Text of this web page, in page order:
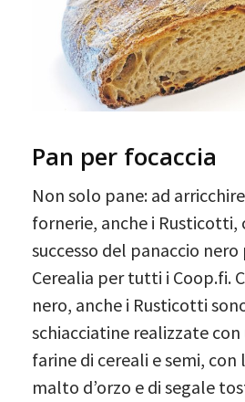
Pan per focaccia
Non solo pane: ad
fornerie, anche i Rusticotti,
successo del panaccio
Cerealia per tutti i Coop.fi.
nero, anche i Rusticotti
schiacciatine realizzate con
farine di cereali e semi, con
malto d’orzo e di segale